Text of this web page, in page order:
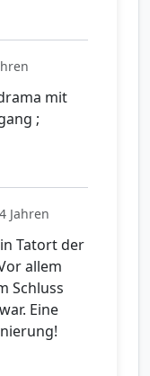
mit
;
Jahren
Tatort der
allem
Schluss
Eine